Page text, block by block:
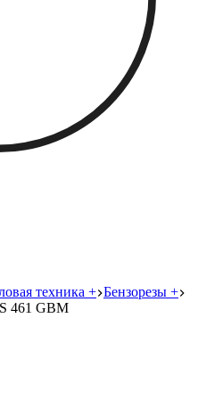
техника + Бензорезы +
461 GBM